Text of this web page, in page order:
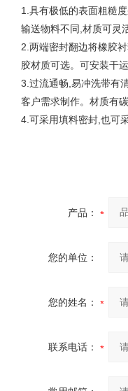
1.具有极低的表面粗糙
输送物料不同,材质可灵
2.两端密封翻边将橡胶
胶材质可选。可安装干
3.过流通畅,易冲洗带有
客户需求制作。材质有
4.可采用填料密封,也可
产品：
您的单位：
您的姓名：
联系电话：